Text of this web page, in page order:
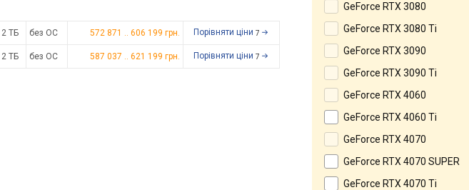
2 ТБ без ОС 572 871 606 199 грн. Порівняти ціни 7
2 ТБ без ОС 587 037 621 199 грн. Порівняти ціни 7
GeForce RTX 3080
GeForce RTX 3080 Ti
GeForce RTX 3090
GeForce RTX 3090 Ti
GeForce RTX 4060
GeForce RTX 4060 Ti
GeForce RTX 4070
GeForce RTX 4070 SUPER
GeForce RTX 4070 Ti